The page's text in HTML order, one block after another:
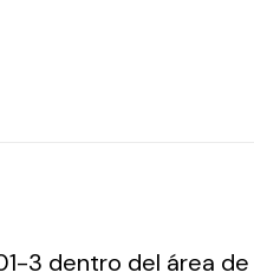
3 dentro del área